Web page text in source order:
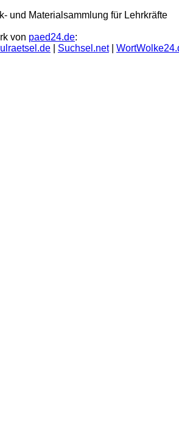
und Materialsammlung für Lehrkräfte
von paed24.de:
Suchsel.net|